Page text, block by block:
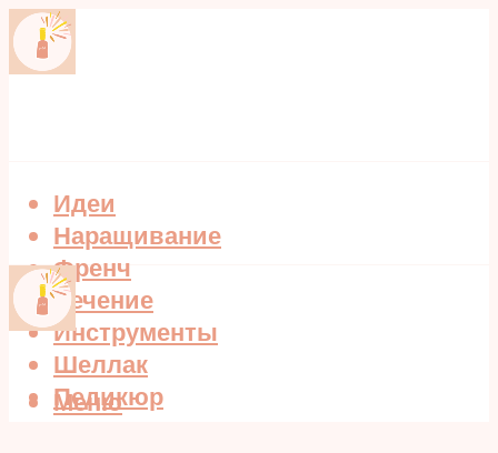
Идеи
Наращивание
Френч
Лечение
Инструменты
Шеллак
Педикюр
Меню